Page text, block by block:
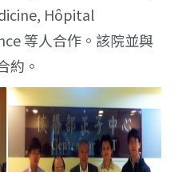
Hôpital
等人合作。該院並與
約。